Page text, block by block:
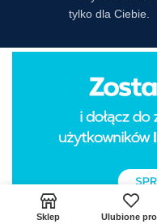
tylko dla Ciebie.
Sklep